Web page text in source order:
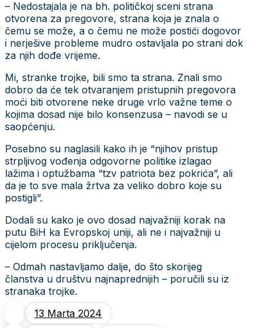
– Nedostajala je na bh. političkoj sceni strana
otvorena za pregovore, strana koja je znala o
čemu se može, a o čemu ne može postići dogovor
i nerješive probleme mudro ostavljala po strani dok
za njih dođe vrijeme.
Mi, stranke trojke, bili smo ta strana. Znali smo
dobro da će tek otvaranjem pristupnih pregovora
moći biti otvorene neke druge vrlo važne teme o
kojima dosad nije bilo konsenzusa – navodi se u
saopćenju.
Posebno su naglasili kako ih je “njihov pristup
strpljivog vođenja odgovorne politike izlagao
lažima i optužbama “tzv patriota bez pokrića”, ali
da je to sve mala žrtva za veliko dobro koje su
postigli”.
Dodali su kako je ovo dosad najvažniji korak na
putu BiH ka Evropskoj uniji, ali ne i najvažniji u
cijelom procesu priključenja.
– Odmah nastavljamo dalje, do što skorijeg
članstva u društvu najnaprednijih – poručili su iz
stranaka trojke.
13 Marta 2024